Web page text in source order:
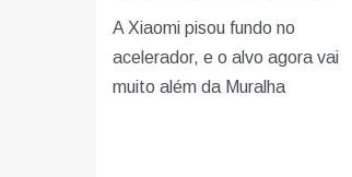
A Xiaomi pisou fundo no
acelerador, e o alvo agora vai
muito além da Muralha